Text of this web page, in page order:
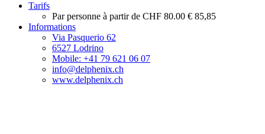
Tarifs
Par personne à partir de CHF 80.00 € 85,85
Informations
Via Pasquerio 62
6527 Lodrino
Mobile: +41 79 621 06 07
info@delphenix.ch
www.delphenix.ch